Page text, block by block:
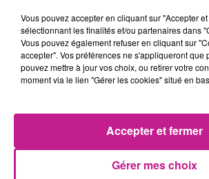
2) Assurer des missions transversales au
technique municipal :
- Venir en appui des autres équipes du
municipal en fonction des nécessités de
- Participation ponctuelle, en horaires
l'organisation de manifestations.
Conditions du poste :
- Cadre d'emplois des Adjoints
Vous pouvez accepter en cliquant sur "Accepter
sélectionnant les finalités et/ou partenaires dans
Vous pouvez également refuser en cliquant sur
accepter". Vos préférences ne s'appliqueront que
pouvez mettre à jour vos choix, ou retirer votre
moment via le lien "Gérer les cookies" situé en
Gérer mes choix
Accepter et fermer